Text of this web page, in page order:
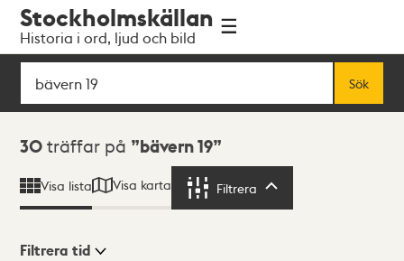
navigationen
huvudinnehållet
Stockholmskällan
Historia i ord, ljud och bild
Sök
Sök
Sökresultat
30 träffar på bävern 19
Visa lista Visa karta Filtrera
Filtrera tid